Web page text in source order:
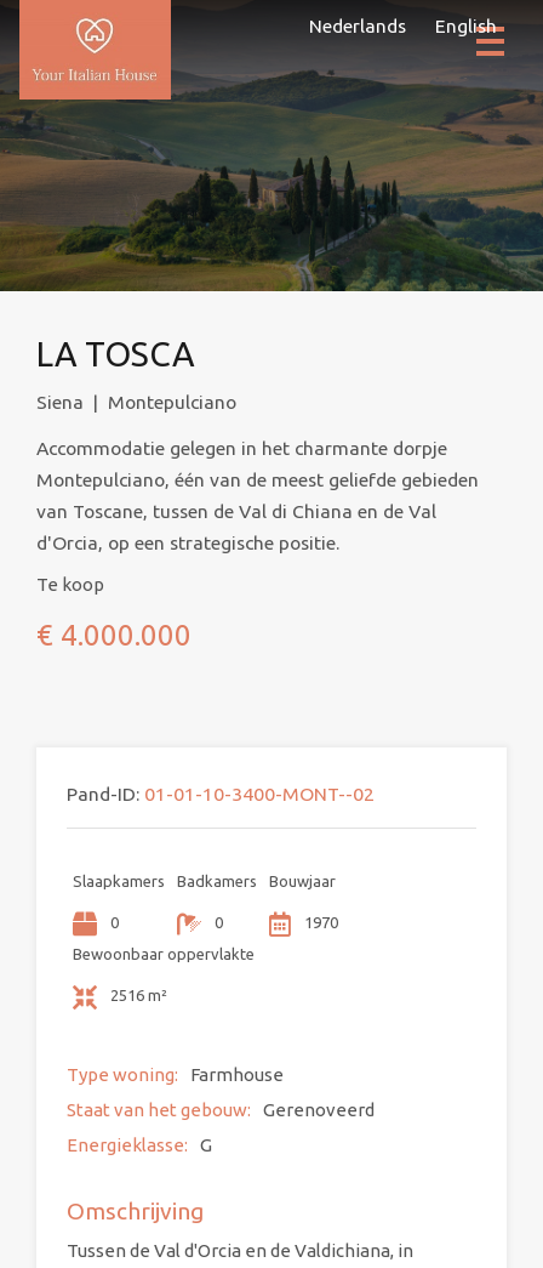
Nederlands English
LA TOSCA
Siena | Montepulciano
Accommodatie gelegen in het charmante dorpje
Montepulciano, één van de meest geliefde gebieden
van Toscane, tussen de Val di Chiana en de Val
d'Orcia, op een strategische positie.
Te koop
€ 4.000.000
Pand-ID: 01-01-10-3400-MONT--02
Slaapkamers
0
Badkamers
0
Bouwjaar
1970
Bewoonbaar oppervlakte
2516 m²
Type woning:
Farmhouse
Staat van het gebouw:
Gerenoveerd
Energieklasse:
G
Omschrijving
Tussen de Val d'Orcia en de Valdichiana, in